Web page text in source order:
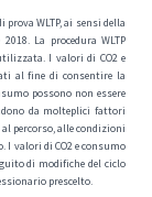
WLTP, ai sensi della
La procedura WLTP
I valori di CO2 e
al fine di consentire la
possono non essere
da molteplici fattori
percorso, alle condizioni
I valori di CO2 e consumo
di modifiche del ciclo
prescelto.